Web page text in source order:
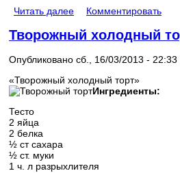
Читать далее Комментировать
Творожный холодный
Опубликовано сб., 16/03/2013 - 22:33
«Творожный холодный торт»
Ингредиенты:
Тесто
2 яйца
2 белка
½ ст сахара
½ ст. муки
1 ч. л разрыхлителя